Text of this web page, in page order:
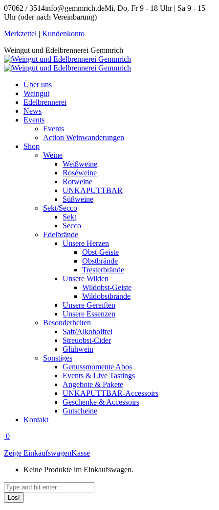
Zum
Inhalt
07062 / 3514info@gemmrich.deMi, Do, Fr 9 - 18 Uhr | Sa 9 - 15
Uhr (oder nach Vereinbarung)
Facebook
opens
in
new
Instagram
opens
in
new
Merkzettel | Kundenkonto
Weingut und Edelbrennerei Gemmrich
Über uns
Weingut
Edelbrennerei
News
Events
Events
Action Weinwanderungen
Shop
Weine
Weißweine
Roséweine
Rotweine
UNKAPUTTBAR
Süßweine
Sekt/Secco
Sekt
Secco
Edelbrände
Unsere Herzen
Obst-Geiste
Obstbrände
Tresterbrände
Unsere Wilden
Wildobst-Geiste
Wildobstbrände
Unsere Gereiften
Unsere Essenzen
Besonderheiten
Saft/Alkoholfrei
Streuobst-Cider
Glühwein
Sonstiges
Genussmomente Abos
Events & Live Tastings
Angebote & Pakete
UNKAPUTTBAR-Accessoirs
Geschenke & Accessoirs
Gutscheine
Kontakt
0
Zeige EinkaufswagenKasse
Keine Produkte im Einkaufswagen.
Search: